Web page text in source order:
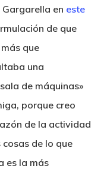
en este
de que
que
una
de máquinas»
porque creo
de la actividad
de lo que
es la más